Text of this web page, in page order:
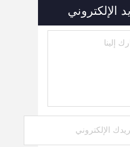
الإلكتروني